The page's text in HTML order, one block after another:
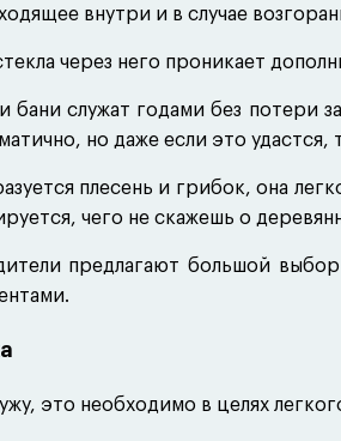
бронза
черный
внутри и в случае
через него проникает
бани служат годами без потери
но даже если это
плесень и грибок, она
чего не скажешь о
предлагают большой
это необходимо в целях